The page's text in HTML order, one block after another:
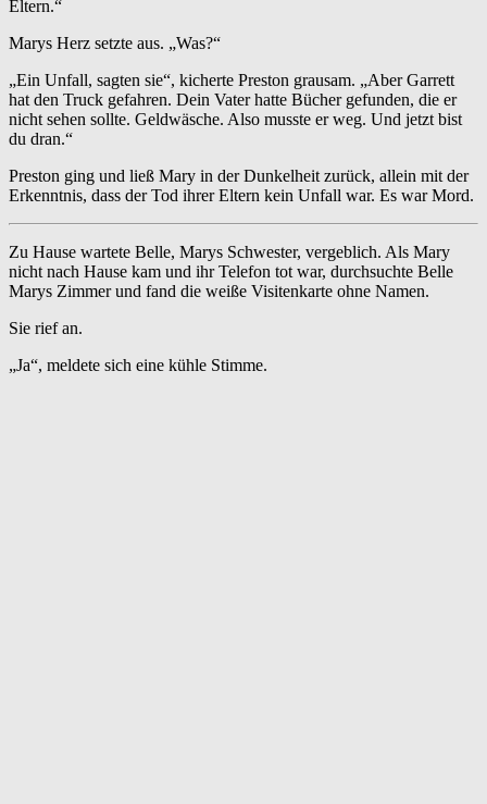
Eltern.“
Marys Herz setzte aus. „Was?“
„Ein Unfall, sagten sie“, kicherte Preston grausam. „Aber Garrett
hat den Truck gefahren. Dein Vater hatte Bücher gefunden, die er
nicht sehen sollte. Geldwäsche. Also musste er weg. Und jetzt bist
du dran.“
Preston ging und ließ Mary in der Dunkelheit zurück, allein mit der
Erkenntnis, dass der Tod ihrer Eltern kein Unfall war. Es war Mord.
Zu Hause wartete Belle, Marys Schwester, vergeblich. Als Mary
nicht nach Hause kam und ihr Telefon tot war, durchsuchte Belle
Marys Zimmer und fand die weiße Visitenkarte ohne Namen.
Sie rief an.
„Ja“, meldete sich eine kühle Stimme.